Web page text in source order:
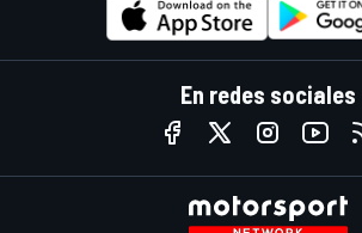
En redes sociales